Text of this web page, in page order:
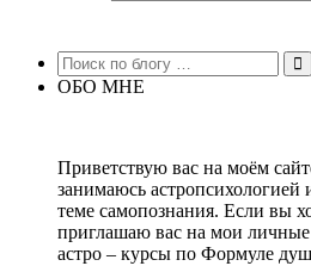
ОБО МНЕ
Приветствую вас на моём
занимаюсь астропсихологией
теме самопознания. Если вы
приглашаю вас на мои
астро – курсы по Формуле